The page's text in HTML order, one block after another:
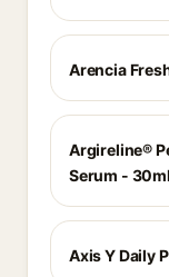
Arencia
Argireline®
Serum - 30ml
Axis Y Daily